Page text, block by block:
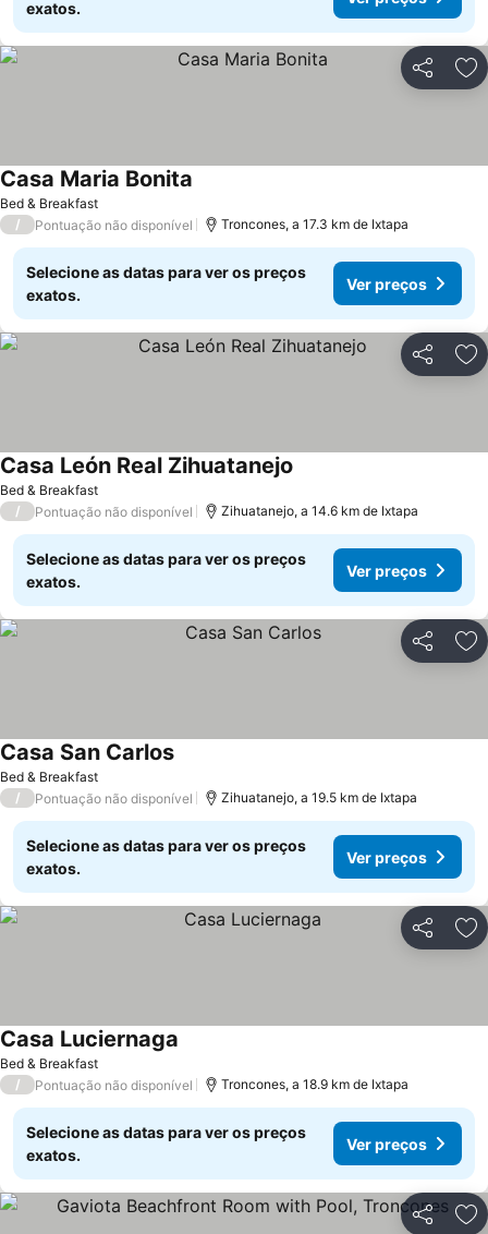
exatos.
Partilhar
Bed & Breakfast
Casa Maria Bonita
/ Pontuação não disponível Troncones, a 17.3 km de Ixtapa
Selecione as datas para ver os preços
exatos.
Ver preços
Partilhar
Bed & Breakfast
Casa León Real Zihuatanejo
/ Pontuação não disponível Zihuatanejo, a 14.6 km de Ixtapa
Selecione as datas para ver os preços
exatos.
Ver preços
Partilhar
Bed & Breakfast
Casa San Carlos
/ Pontuação não disponível Zihuatanejo, a 19.5 km de Ixtapa
Selecione as datas para ver os preços
exatos.
Ver preços
Partilhar
Bed & Breakfast
Casa Luciernaga
/ Pontuação não disponível Troncones, a 18.9 km de Ixtapa
Selecione as datas para ver os preços
exatos.
Ver preços
Partilhar